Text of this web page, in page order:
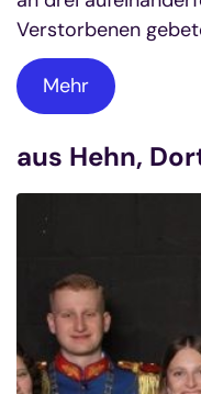
Verstorbenen
Mehr
aus Hehn,